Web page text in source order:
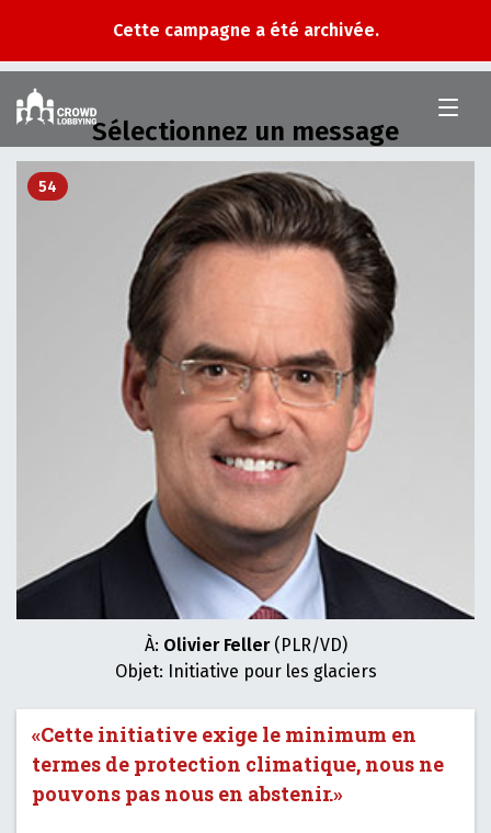
Cette campagne a été archivée.
national
le
2
Sélectionnez un message
54
À: Olivier Feller(PLR/VD)
Objet: Initiative pour les glaciers
«Cette initiative exige le minimum en
termes de protection climatique, nous ne
pouvons pas nous en abstenir.»